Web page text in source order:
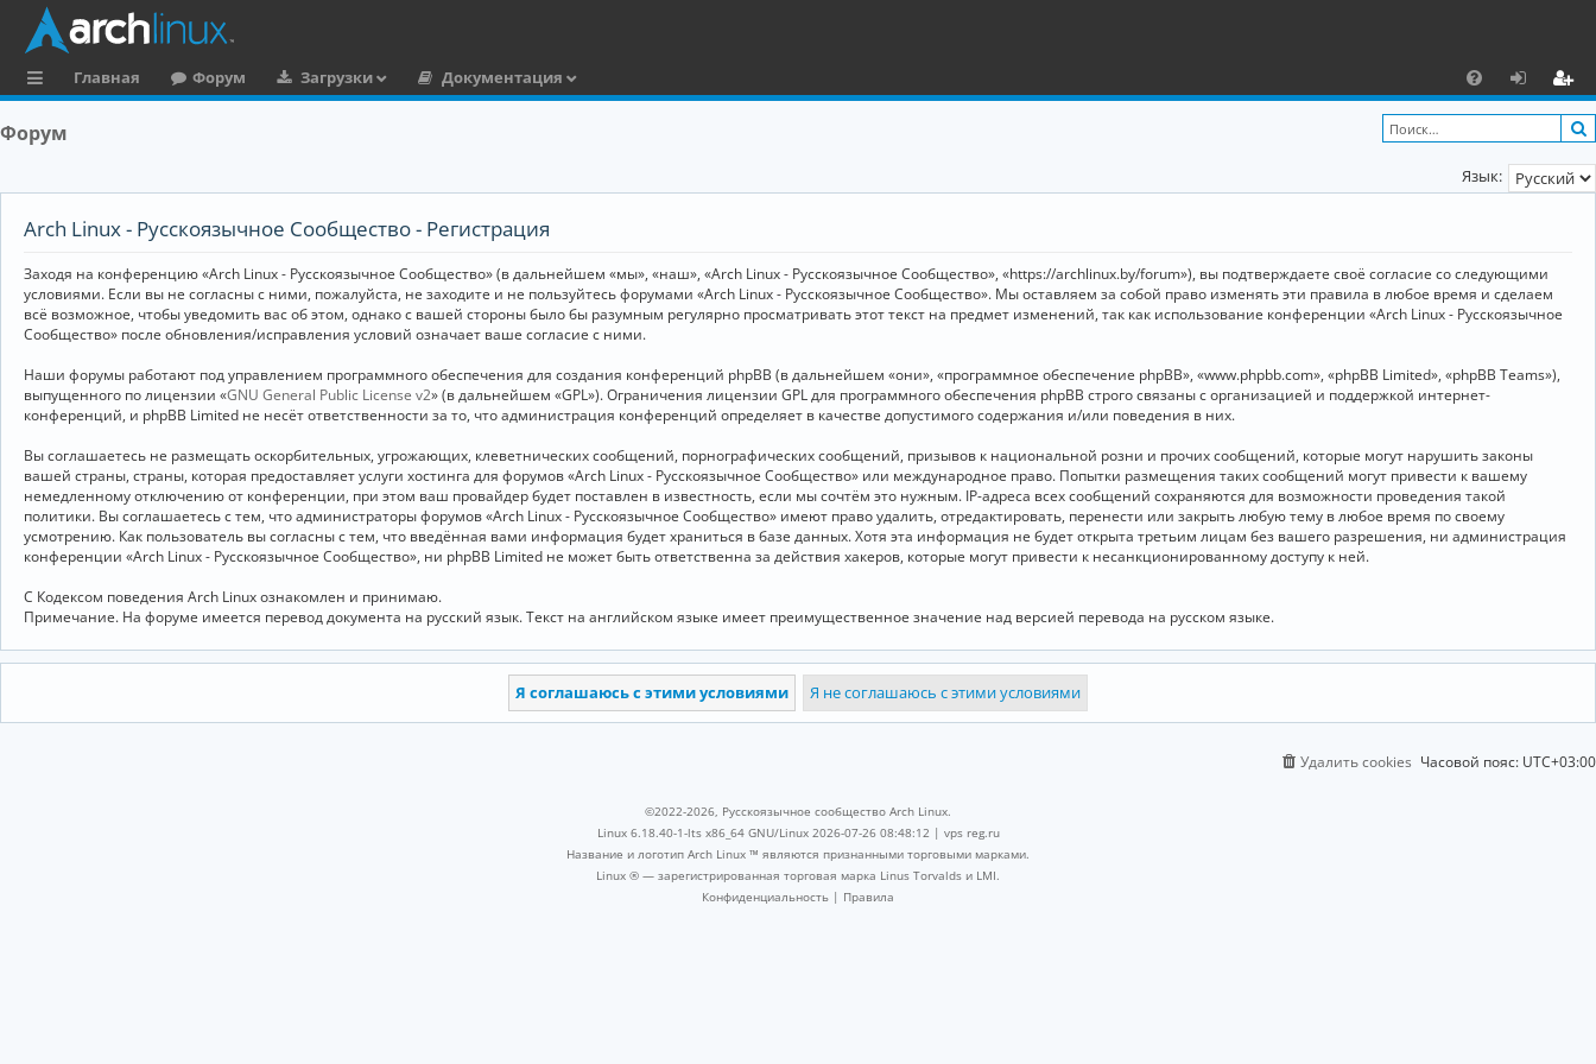
ы
к
Главная Форум Загрузки
Документация
F
A
Q
х
о
д
ег
и
ст
и
Форум
Язык:
Arch Linux - Русскоязычное Сообщество - Регистрация
Заходя на конференцию «Arch Linux - Русскоязычное Сообщество» (в дальнейшем «мы», «наш», «Arch Linux - Русскоязычное Сообщество», «https://archlinux.by/forum»), вы подтверждаете своё согласие со следующими
условиями. Если вы не согласны с ними, пожалуйста, не заходите и не пользуйтесь форумами «Arch Linux - Русскоязычное Сообщество». Мы оставляем за собой право изменять эти правила в любое время и сделаем
всё возможное, чтобы уведомить вас об этом, однако с вашей стороны было бы разумным регулярно просматривать этот текст на предмет изменений, так как использование конференции «Arch Linux - Русскоязычное
Сообщество» после обновления/исправления условий означает ваше согласие с ними.
Наши форумы работают под управлением программного обеспечения для создания конференций phpBB (в дальнейшем «они», «программное обеспечение phpBB», «www.phpbb.com», «phpBB Limited», «phpBB Teams»),
выпущенного по лицензии «GNU General Public License v2» (в дальнейшем «GPL»). Ограничения лицензии GPL для программного обеспечения phpBB строго связаны с организацией и поддержкой интернет-
конференций, и phpBB Limited не несёт ответственности за то, что администрация конференций определяет в качестве допустимого содержания и/или поведения в них.
Вы соглашаетесь не размещать оскорбительных, угрожающих, клеветнических сообщений, порнографических сообщений, призывов к национальной розни и прочих сообщений, которые могут нарушить законы
вашей страны, страны, которая предоставляет услуги хостинга для форумов «Arch Linux - Русскоязычное Сообщество» или международное право. Попытки размещения таких сообщений могут привести к вашему
немедленному отключению от конференции, при этом ваш провайдер будет поставлен в известность, если мы сочтём это нужным. IP-адреса всех сообщений сохраняются для возможности проведения такой
политики. Вы соглашаетесь с тем, что администраторы форумов «Arch Linux - Русскоязычное Сообщество» имеют право удалить, отредактировать, перенести или закрыть любую тему в любое время по своему
усмотрению. Как пользователь вы согласны с тем, что введённая вами информация будет храниться в базе данных. Хотя эта информация не будет открыта третьим лицам без вашего разрешения, ни администрация
конференции «Arch Linux - Русскоязычное Сообщество», ни phpBB Limited не может быть ответственна за действия хакеров, которые могут привести к несанкционированному доступу к ней.
С Кодексом поведения Arch Linux ознакомлен и принимаю.
Примечание. На форуме имеется перевод документа на русский язык. Текст на английском языке имеет преимущественное значение над версией перевода на русском языке.
Часовой пояс: UTC+03:00
Удалить cookies
©2022-2026, Русскоязычное сообщество Arch Linux.
Linux 6.18.40-1-lts x86_64 GNU/Linux 2026-07-26 08:48:12 | vps reg.ru
Название и логотип Arch Linux ™ являются признанными торговыми марками.
Linux ® — зарегистрированная торговая марка Linus Torvalds и LMI.
Конфиденциальность | Правила